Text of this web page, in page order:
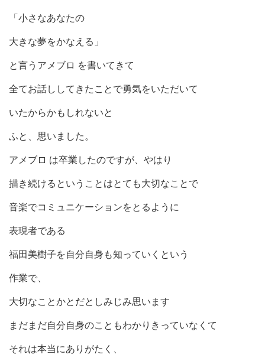
「小さなあなたの
大きな夢をかなえる」
と言うアメブロ を書いてきて
全てお話ししてきたことで勇気をいただいて
いたからかもしれないと
ふと、思いました。
アメブロ は卒業したのですが、やはり
描き続けるということはとても大切なことで
音楽でコミュニケーションをとるように
表現者である
福田美樹子を自分自身も知っていくという
作業で、
大切なことかとだとしみじみ思います
まだまだ自分自身のこともわかりきっていなくて
それは本当にありがたく、